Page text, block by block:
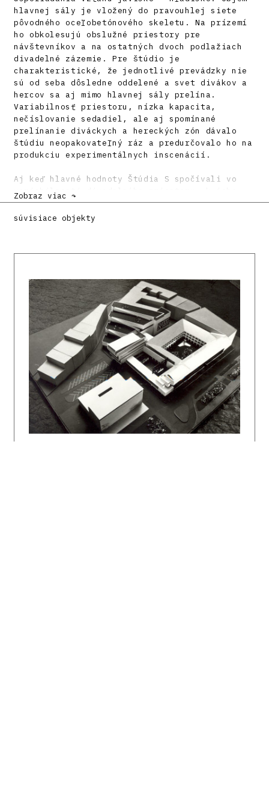
hlavnej sály je vložený do pravouhlej siete
pôvodného oceľobetónového skeletu. Na prízemí
ho obkolesujú obslužné priestory pre
návštevníkov a na ostatných dvoch podlažiach
divadelné zázemie. Pre štúdio je
charakteristické, že jednotlivé prevádzky nie
sú od seba dôsledne oddelené a svet divákov a
hercov sa aj mimo hlavnej sály prelína.
Variabilnosť priestoru, nízka kapacita,
nečíslovanie sedadiel, ale aj spomínané
prelínanie diváckych a hereckých zón dávalo
štúdiu neopakovateľný ráz a predurčovalo ho na
produkciu experimentálnych inscenácií.
Aj keď hlavné hodnoty Štúdia S spočívali vo
variabilnosti divadelného priestoru, k jeho
obľúbenosti medzi divadelníkmi prispel aj
vysoký štandard technického vybavenia a
bolo pozoruhodné aj z architektonického
nehierarchizovanej organizácii a štruktúrovaní
priestorov aj v textúre povrchov či
zariaďovacích prvkov. V slovenskom prostredí
tak prispeli k silnejúcej kritike modernizmu.
Literatúra:
LÝSEK, Lumír. Štúdio S v Bratislave. In
Projekt, 1985, roč. 27, č. 7, s. 10 – 13,
s.12.
Moravčíková Henrieta, Dlháňová Viera:
Divadelná architektúra na Slovensku.
Zobraz viac ↷
súvisiace objekty